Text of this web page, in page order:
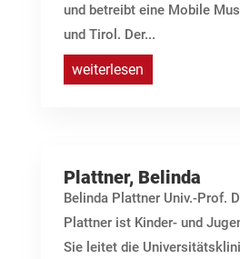
und betreibt eine Mobile
und Tirol. Der...
weiterlesen
Plattner, Belinda
Belinda Plattner Univ.-Prof.
Plattner ist Kinder- und
Sie leitet die